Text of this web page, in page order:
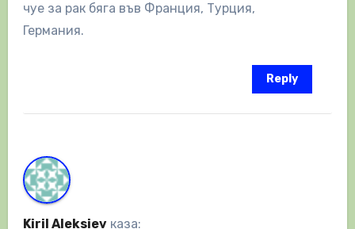
чуе за рак бяга във Франция, Турция,
Германия.
Reply
Kiril Aleksiev каза: